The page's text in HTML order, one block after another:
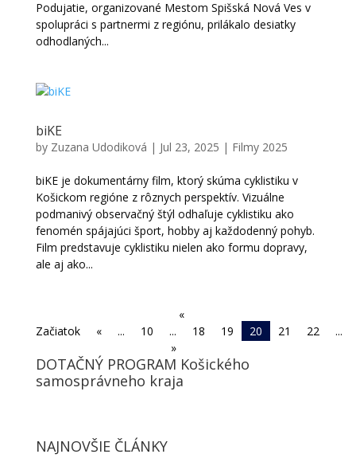
Podujatie, organizované Mestom Spišská Nová Ves v
spolupráci s partnermi z regiónu, prilákalo desiatky
odhodlaných...
biKE
by Zuzana Udodiková | Jul 23, 2025 | Filmy 2025
biKE je dokumentárny film, ktorý skúma cyklistiku v
Košickom regióne z rôznych perspektív. Vizuálne
podmanivý observačný štýl odhaľuje cyklistiku ako
fenomén spájajúci šport, hobby aj každodenný pohyb.
Film predstavuje cyklistiku nielen ako formu dopravy,
ale aj ako...
«
Začiatok
« ... 10 ... 18 19 20 21 22
...
»
DOTAČNÝ PROGRAM Košického
samosprávneho kraja
NAJNOVŠIE ČLÁNKY